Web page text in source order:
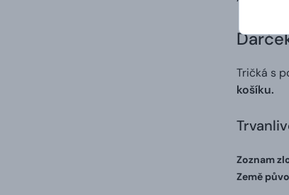
Tričká s
košíku.
Zoznam
Země